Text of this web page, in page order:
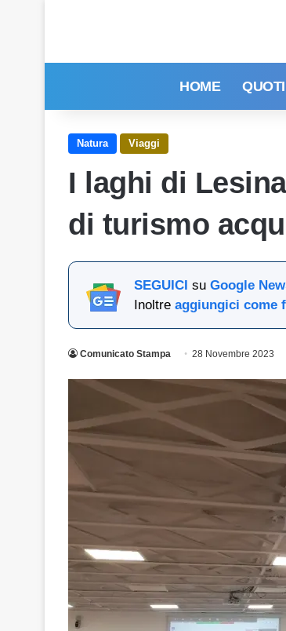
HOME
Natura Viaggi
I laghi di
di turismo
SEGUICI su Google
Inoltre aggiungici come
Comunicato Stampa 28 Novembre 2023